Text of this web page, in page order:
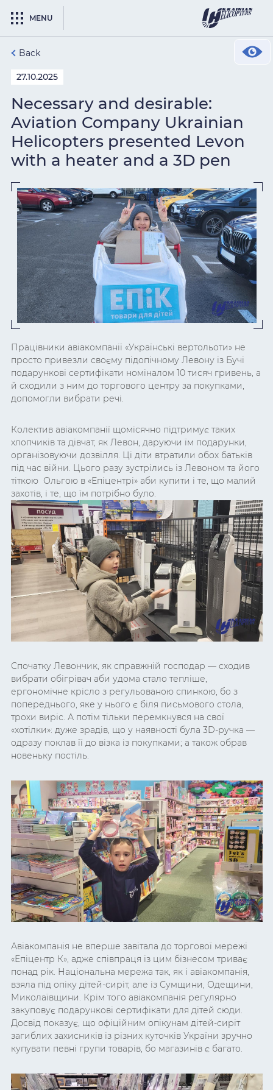
MENU
Back
27.10.2025
Necessary and desirable:
Aviation Company Ukrainian
Helicopters presented Levon
with a heater and a 3D pen
Працівники авіакомпанії «Українські вертольоти» не
просто привезли своєму підопічному Левону із Бучі
подарункові сертифікати номіналом 10 тисяч гривень, а
й сходили з ним до торгового центру за покупками,
допомогли вибрати речі.
Колектив авіакомпанії щомісячно підтримує таких
хлопчиків та дівчат, як Левон, даруючи їм подарунки,
організовуючи дозвілля. Ці діти втратили обох батьків
під час війни. Цього разу зустрілись із Левоном та його
тіткою Ольгою в «Епіцентрі» аби купити і те, що малий
захотів, і те, що їм потрібно було.
Спочатку Левончик, як справжній господар — сходив
вибрати обігрівач аби удома стало тепліше,
ергономічне крісло з регульованою спинкою, бо з
попереднього, яке у нього є біля письмового стола,
трохи виріс. А потім тільки перемкнувся на свої
«хотілки»: дуже зрадів, що у наявності була 3D-ручка —
одразу поклав її до візка із покупками; а також обрав
новеньку постіль.
Авіакомпанія не вперше завітала до торгової мережі
«Епіцентр К», адже співпраця із цим бізнесом триває
понад рік. Національна мережа так, як і авіакомпанія,
взяла під опіку дітей-сиріт, але із Сумщини, Одещини,
Миколаївщини. Крім того авіакомпанія регулярно
закуповує подарункові сертифікати для дітей сюди.
Досвід показує, що офіційним опікунам дітей-сиріт
загиблих захисників із різних куточків України зручно
купувати певні групи товарів, бо магазинів є багато.